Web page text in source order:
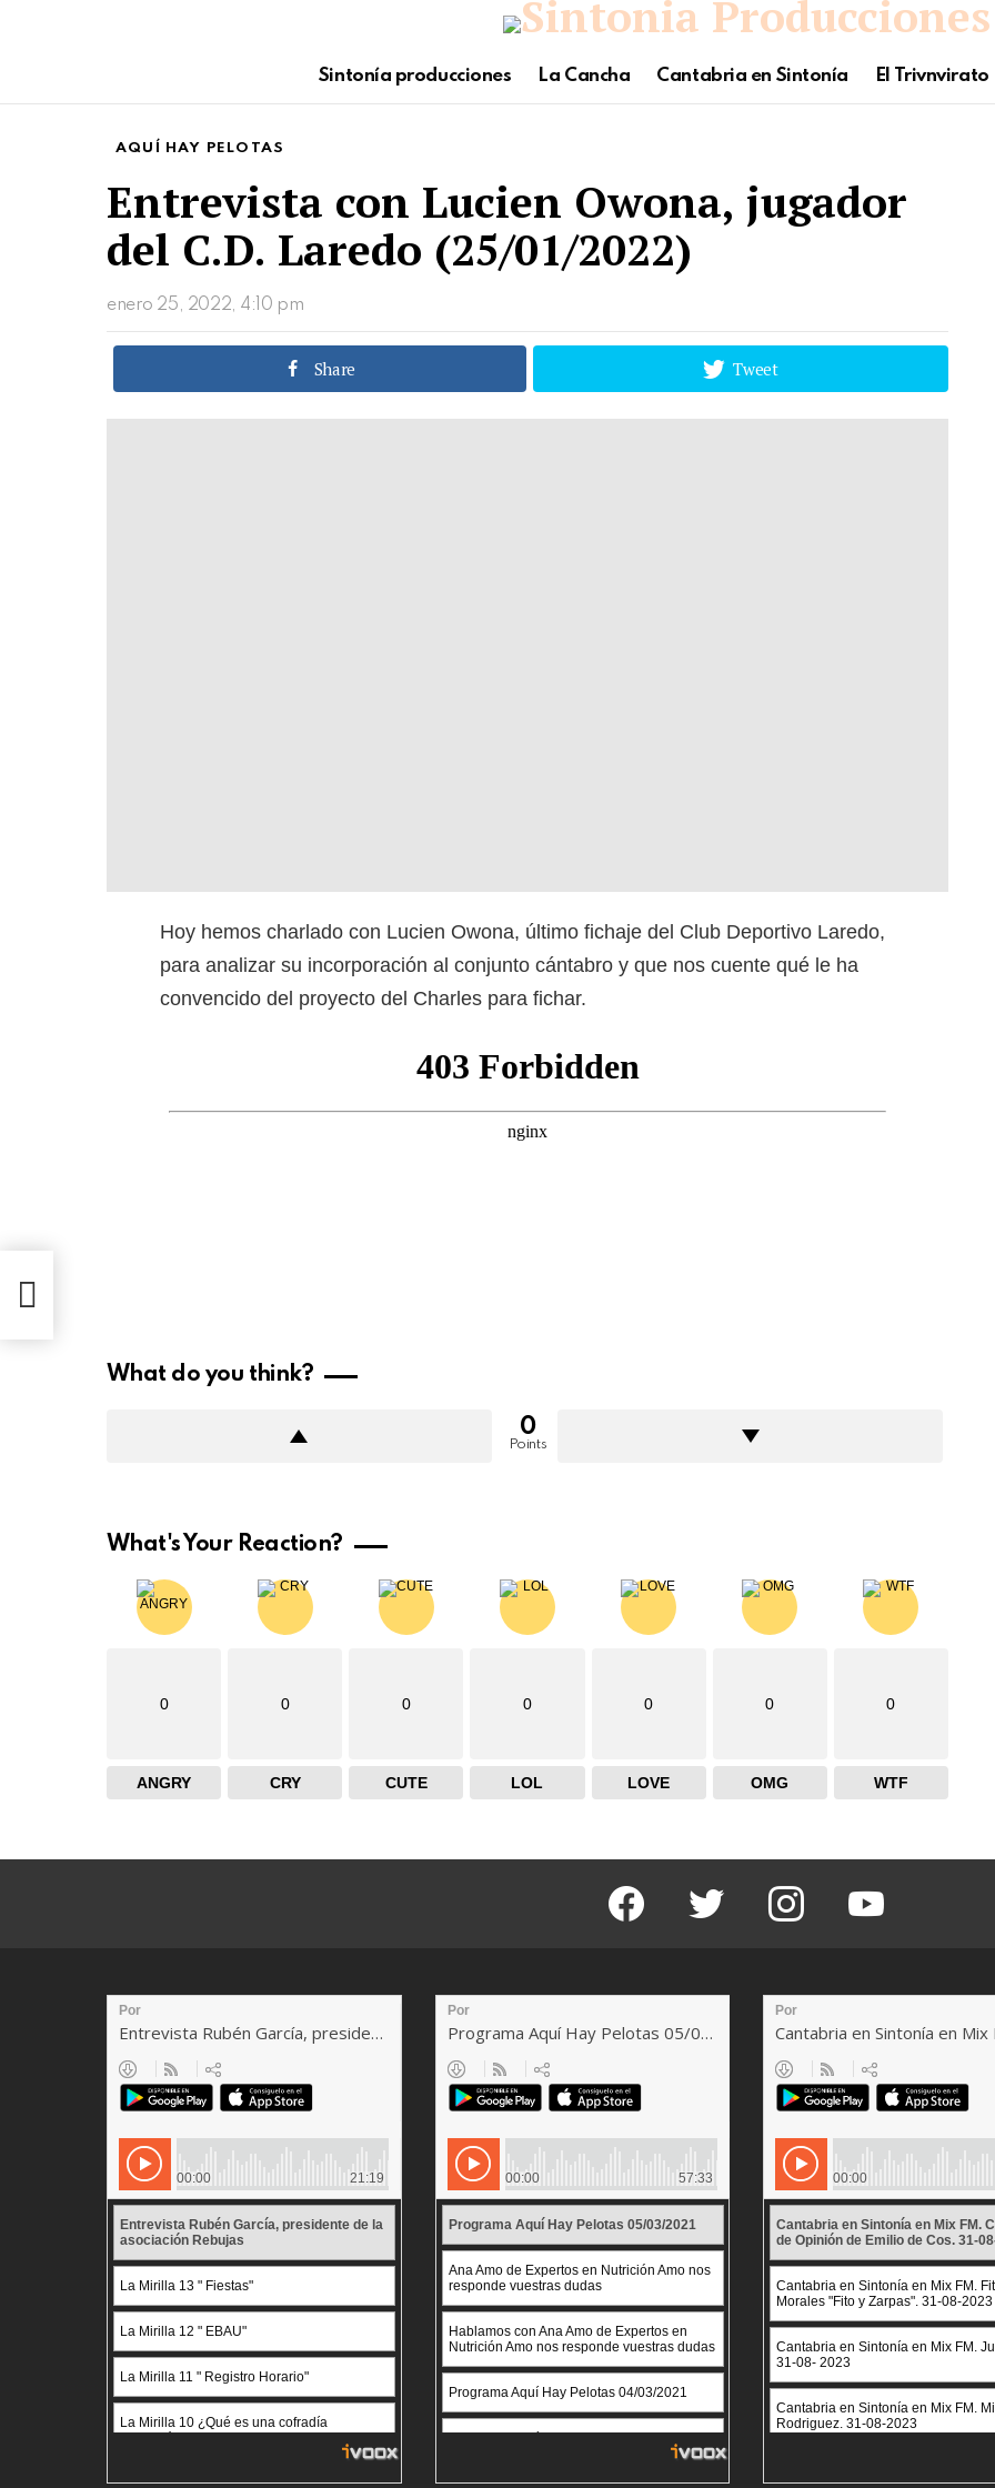
Sintonía producciones La Cancha Cantabria en Sintonía El Trivnvirato
AQUÍ HAY PELOTAS
Entrevista con Lucien Owona, jugador
del C.D. Laredo (25/01/2022)
enero 25, 2022, 4:10 pm
Share Tweet
Hoy hemos charlado con Lucien Owona, último fichaje del Club Deportivo Laredo,
para analizar su incorporación al conjunto cántabro y que nos cuente qué le ha
convencido del proyecto del Charles para fichar.
What do you think?
0
Points
What's Your Reaction?
0
ANGRY
0
CRY
0
CUTE
0
LOL
0
LOVE
0
OMG
0
WTF
facebook twitter instagram youtube